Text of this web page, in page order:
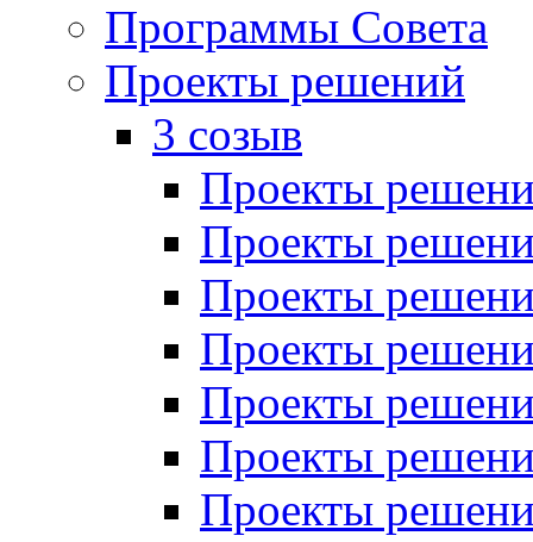
Программы Совета
Проекты решений
3 созыв
Проекты
Проекты
Проекты
Проекты
Проекты
Проекты
Проекты